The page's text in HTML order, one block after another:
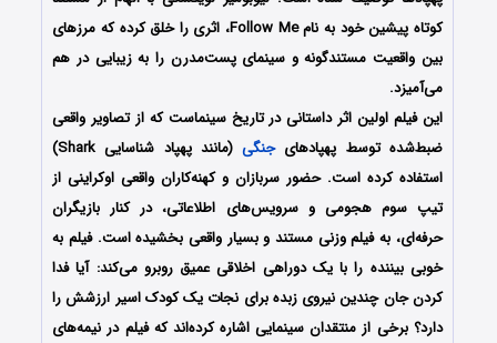
کوتاه پیشین خود به نام Follow Me، اثری را خلق کرده که مرزهای
بین واقعیت مستندگونه و سینمای پست‌مدرن را به زیبایی در هم
می‌آمیزد.
این فیلم اولین اثر داستانی در تاریخ سینماست که از تصاویر واقعی
ضبط‌شده توسط پهپادهایجنگی
(مانند پهپاد شناسایی Shark)
استفاده کرده است. حضور سربازان و کهنه‌کاران واقعی اوکراینی از
تیپ سوم هجومی و سرویس‌های اطلاعاتی، در کنار بازیگران
حرفه‌ای، به فیلم وزنی مستند و بسیار واقعی بخشیده است. فیلم به
خوبی بیننده را با یک دوراهی اخلاقی عمیق روبرو می‌کند: آیا فدا
کردن جان چندین نیروی زبده برای نجات یک کودک اسیر ارزشش را
دارد؟ برخی از منتقدان سینمایی اشاره کرده‌اند که فیلم در نیمه‌های